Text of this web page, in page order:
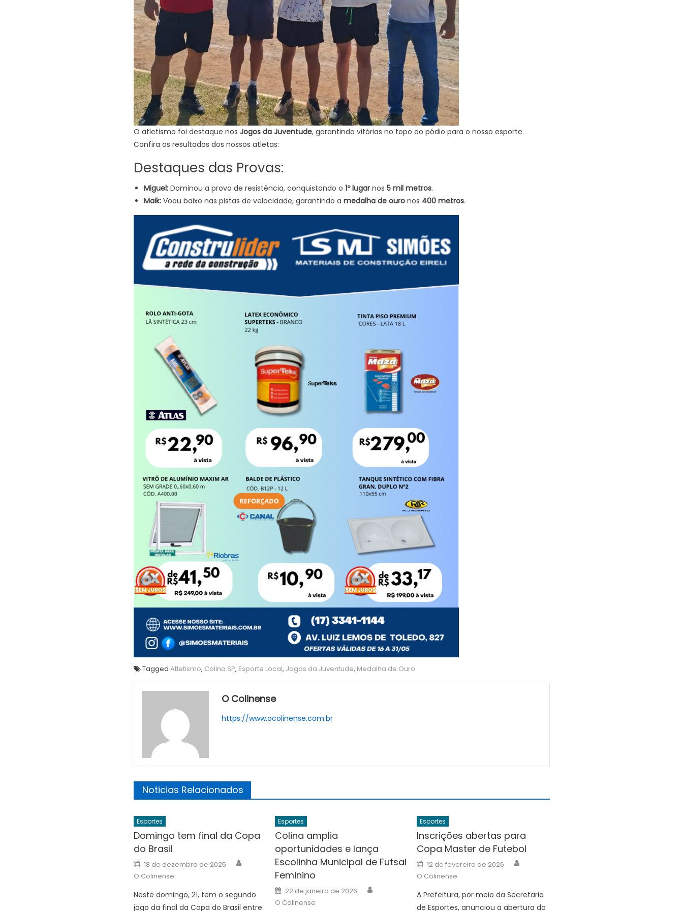
O atletismo foi destaque nos Jogos da Juventude, garantindo vitórias no topo do pódio para o nosso esporte.
Confira os resultados dos nossos atletas:
Destaques das Provas:
Miguel:Dominou a prova de resistência, conquistando o 1º lugarnos 5 mil metros.
Maik:Voou baixo nas pistas de velocidade, garantindo a medalha de ouronos 400 metros.
Tagged Atletismo, Colina SP, Esporte Local, Jogos da Juventude, Medalha de Ouro
O Colinense
https://www.ocolinense.com.br
Noticias Relacionados
Esportes
Domingo tem final da Copa
do Brasil
Posted
on
18 de dezembro de 2025
O Colinense
Neste domingo, 21, tem o segundo
jogo da final da Copa do Brasil entre
Esportes
Colina amplia
oportunidades e lança
Escolinha Municipal de Futsal
Feminino
Posted
on
22 de janeiro de 2026
O Colinense
Esportes
Inscrições abertas para
Copa Master de Futebol
Posted
on
12 de fevereiro de 2026
O Colinense
A Prefeitura, por meio da Secretaria
de Esportes, anunciou a abertura do